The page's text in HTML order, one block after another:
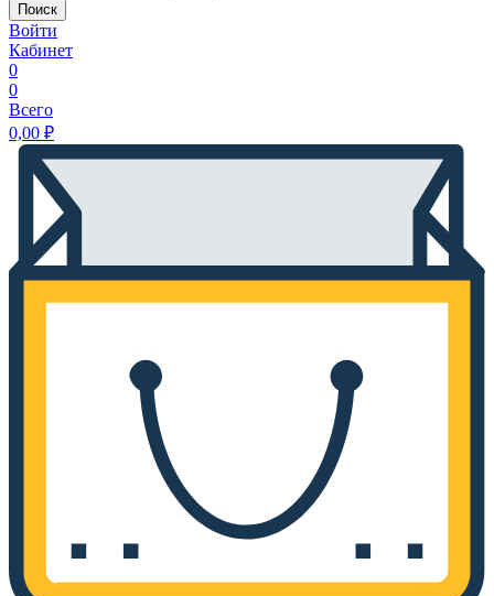
Поиск
Войти
Кабинет
0
0
Всего
0,00 ₽